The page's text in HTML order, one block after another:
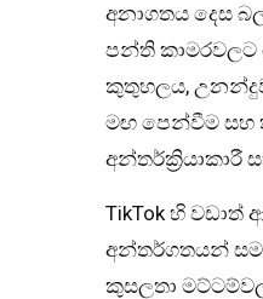
අනාගතය දෙස
පන්ති කාමරවලට
කුතුහලය,
මඟ පෙන්වීම සහ
අන්තර්ක්‍රියාකාරී
TikTok හි
අන්තර්ගතයන්
කුසලතා